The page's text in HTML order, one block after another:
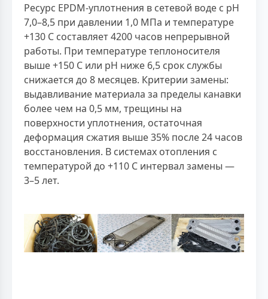
Ресурс EPDM-уплотнения в сетевой воде с рН
7,0–8,5 при давлении 1,0 МПа и температуре
+130 С составляет 4200 часов непрерывной
работы. При температуре теплоносителя
выше +150 С или рН ниже 6,5 срок службы
снижается до 8 месяцев. Критерии замены:
выдавливание материала за пределы канавки
более чем на 0,5 мм, трещины на
поверхности уплотнения, остаточная
деформация сжатия выше 35% после 24 часов
восстановления. В системах отопления с
температурой до +110 С интервал замены —
3–5 лет.